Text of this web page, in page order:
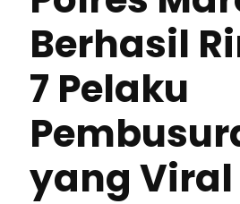
Berhasil
7 Pelaku
yang Viral